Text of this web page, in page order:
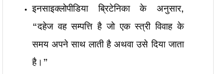
इनसाइक्लोपीडिया ब्रिटेनिका के अनुसार,
“दहेज वह सम्पत्ति है जो एक स्त्री विवाह के
समय अपने साथ लाती है अथवा उसे दिया जाता
है।”